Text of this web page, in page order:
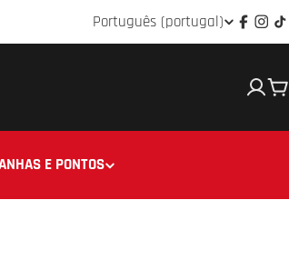
Idioma
Português (portugal)
E PONTOS